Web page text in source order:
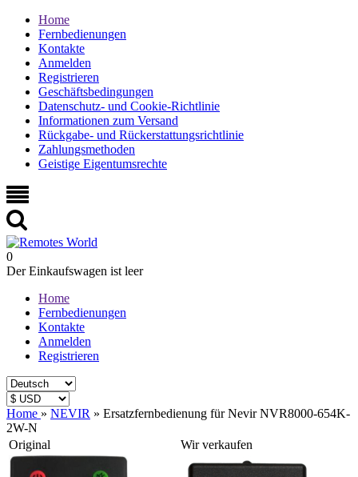
Home
Fernbedienungen
Kontakte
Anmelden
Registrieren
Geschäftsbedingungen
Datenschutz- und Cookie-Richtlinie
Informationen zum Versand
Rückgabe- und Rückerstattungsrichtlinie
Zahlungsmethoden
Geistige Eigentumsrechte
0
Der Einkaufswagen ist leer
Home
Fernbedienungen
Kontakte
Anmelden
Registrieren
Home » NEVIR » Ersatzfernbedienung für Nevir NVR8000-654K-
2W-N
Original
Wir verkaufen